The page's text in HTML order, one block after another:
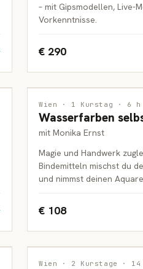
– mit Gipsmodellen, Live-
Vorkenntnisse.
€ 290
MALEREI
ERWACHSENE
Wien · 1 Kurstag · 6 h
Wasserfarben
mit Monika Ernst
Magie und Handwerk
Bindemitteln mischst du
und nimmst deinen
€ 108
INTERDISZIPLINÄR
Wien · 2 Kurstage ·